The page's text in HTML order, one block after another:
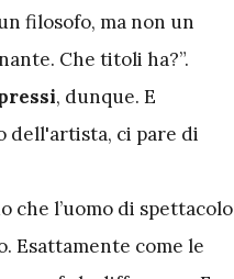
filosofo, ma non un
Che titoli ha?”.
, dunque. E
dell'artista, ci pare di
che l’uomo di spettacolo
Esattamente come le